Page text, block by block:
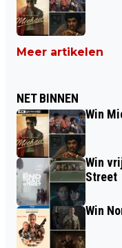
Meer artikelen
NET BINNEN
Win
Win
Street
Win